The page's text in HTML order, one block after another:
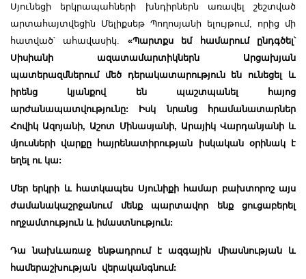
Սյունեցի երկրապահների խնդիրներն առավել շեշտված
արտահայտվեցին Մելիքսեթ Պողոսյանի ելույթում, որից մի
հատված՝ ահավասիկ. «Պարտքս եմ համարում ընդգծել՝
Սիսիանի ազատամարտիկներն Արցախյան
պատերազմներում մեծ դերակատարություն են ունեցել և
իրենց կյանքով են պաշտպանել հայոց
արժանապատվությունը: Իսկ նրանց հրամանատարներ
Հովիկ Ազոյանի, Աշոտ Մինասյանի, Արայիկ Վարդանյանի և
մյուսների վարքը հայրենատիրության իսկական օրինակ է
եղել ու կա:
Մեր երկրի և հատկապես Սյունիքի համար բախտորոշ այս
ժամանակաշրջանում մենք պարտավոր ենք ցուցաբերել
ողջամտություն և իմաստնություն:
Դա նախևառաջ ենթադրում է ազգային միասնության և
համերաշխության վերականգնում: